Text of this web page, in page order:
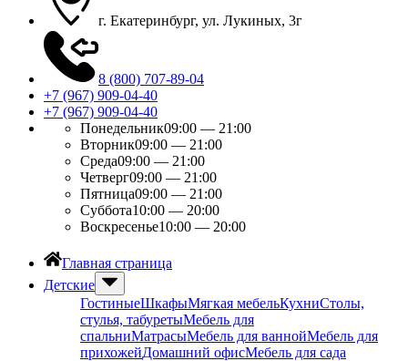
г. Екатеринбург, ул. Лукиных, 3г
8 (800) 707-89-04
+7 (967) 909-04-40
+7 (967) 909-04-40
Понедельник09:00 — 21:00
Вторник09:00 — 21:00
Среда09:00 — 21:00
Четверг09:00 — 21:00
Пятница09:00 — 21:00
Суббота10:00 — 20:00
Воскресенье10:00 — 20:00
Главная страница
Детские
ГостиныеШкафыМягкая мебельКухниСтолы,
стулья, табуретыМебель для
спальниМатрасыМебель для ваннойМебель для
прихожейДомашний офисМебель для сада